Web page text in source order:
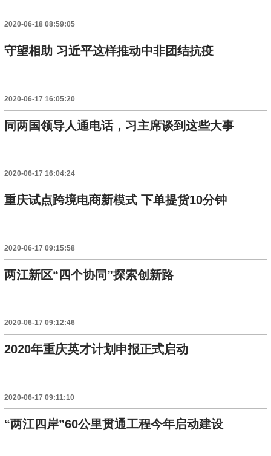
2020-06-18 08:59:05
守望相助 习近平这样推动中非团结抗疫
2020-06-17 16:05:20
同两国领导人通电话，习主席谈到这些大事
2020-06-17 16:04:24
重庆试点跨境电商新模式 下单提货10分钟
2020-06-17 09:15:58
两江新区“四个协同”探索创新路
2020-06-17 09:12:46
2020年重庆英才计划申报正式启动
2020-06-17 09:11:10
“两江四岸”60公里贯通工程今年启动建设